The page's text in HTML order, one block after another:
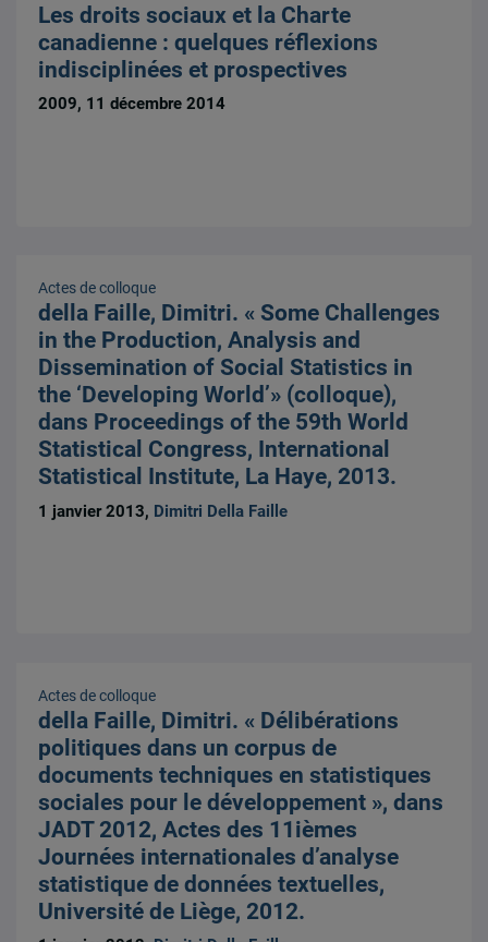
Les droits sociaux et la Charte
canadienne : quelques réflexions
indisciplinées et prospectives
2009, 11 décembre 2014
Actes de colloque
della Faille, Dimitri. « Some Challenges
in the Production, Analysis and
Dissemination of Social Statistics in
the ‘Developing World’» (colloque),
dans Proceedings of the 59th World
Statistical Congress, International
Statistical Institute, La Haye, 2013.
1 janvier 2013, Dimitri Della Faille
Actes de colloque
della Faille, Dimitri. « Délibérations
politiques dans un corpus de
documents techniques en statistiques
sociales pour le développement », dans
JADT 2012, Actes des 11ièmes
Journées internationales d’analyse
statistique de données textuelles,
Université de Liège, 2012.